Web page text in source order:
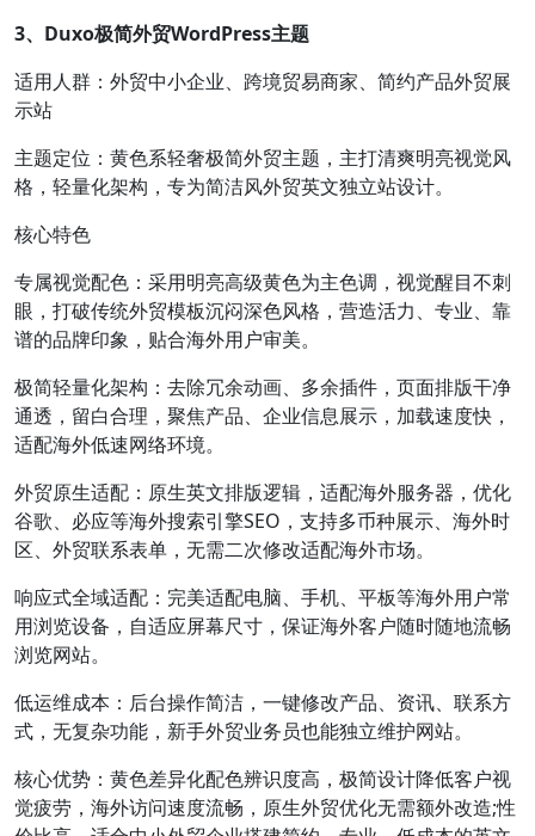
3、Duxo极简外贸WordPress主题
适用人群：外贸中小企业、跨境贸易商家、简约产品外贸展
示站
主题定位：黄色系轻奢极简外贸主题，主打清爽明亮视觉风
格，轻量化架构，专为简洁风外贸英文独立站设计。
核心特色
专属视觉配色：采用明亮高级黄色为主色调，视觉醒目不刺
眼，打破传统外贸模板沉闷深色风格，营造活力、专业、靠
谱的品牌印象，贴合海外用户审美。
极简轻量化架构：去除冗余动画、多余插件，页面排版干净
通透，留白合理，聚焦产品、企业信息展示，加载速度快，
适配海外低速网络环境。
外贸原生适配：原生英文排版逻辑，适配海外服务器，优化
谷歌、必应等海外搜索引擎SEO，支持多币种展示、海外时
区、外贸联系表单，无需二次修改适配海外市场。
响应式全域适配：完美适配电脑、手机、平板等海外用户常
用浏览设备，自适应屏幕尺寸，保证海外客户随时随地流畅
浏览网站。
低运维成本：后台操作简洁，一键修改产品、资讯、联系方
式，无复杂功能，新手外贸业务员也能独立维护网站。
核心优势：黄色差异化配色辨识度高，极简设计降低客户视
觉疲劳，海外访问速度流畅，原生外贸优化无需额外改造;性